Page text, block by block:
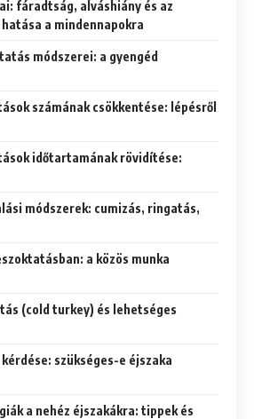
fáradtság, alváshiány és az
a mindennapokra
módszerei: a gyengéd
számának csökkentése: lépésről
időtartamának rövidítése:
módszerek: cumizás, ringatás,
a közös munka
(cold turkey) és lehetséges
szükséges-e éjszaka
a nehéz éjszakákra: tippek és